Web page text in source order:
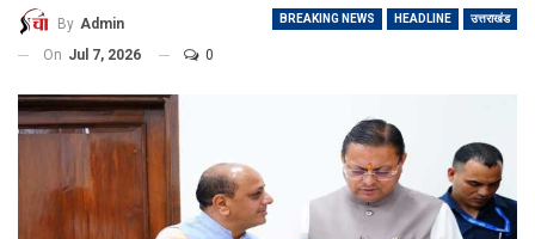
BREAKING NEWS HEADLINE उत्तराखंड
By Admin
On Jul 7, 2026 0